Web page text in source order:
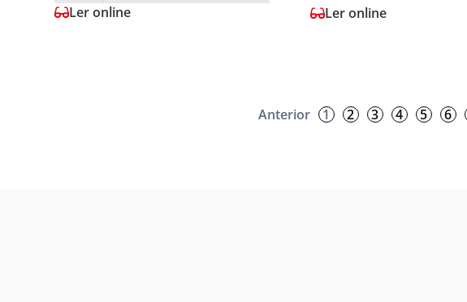
Ler online Ler online
Anterior 1 2 3 4 5 6